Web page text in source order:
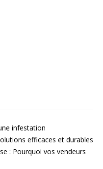
infestation
efficaces et durables
: Pourquoi vos vendeurs